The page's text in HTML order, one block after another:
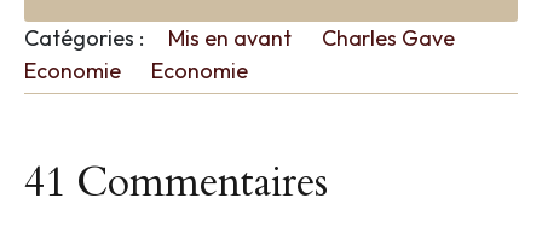
Catégories : Mis en avant
Charles Gave
Economie
Economie
41 Commentaires